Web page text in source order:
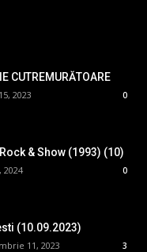
CUTREMURĂTOARE
2023 0
& Show (1993) (10)
2024 0
(10.09.2023)
11, 2023 3